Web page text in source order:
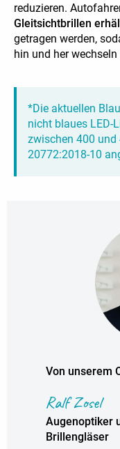
reduzieren.
Gleitsichtbrillen
getragen werden,
hin und her
*Die aktuellen
nicht blaues LED-
zwischen 400 und
20772:2018-10
Von unserem
Ralf Zosel
Augenoptiker
Brillengläser